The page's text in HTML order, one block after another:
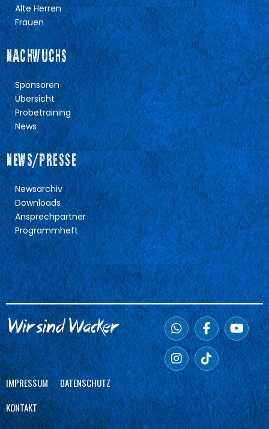
Alte Herren
Frauen
NACHWUCHS
Sponsoren
Übersicht
Probetraining
News
NEWS/PRESSE
Newsarchiv
Downloads
Ansprechpartner
Programmheft
IMPRESSUM
DATENSCHUTZ
KONTAKT